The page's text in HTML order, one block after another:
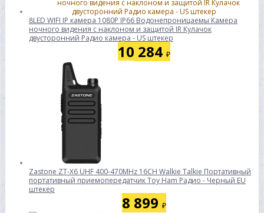
8LED WIFI IP камера 1080P IP66 Водонепроницаемы Камера
ночного видения с наклоном и защитой IR Кулачок
двусторонний Радио камера - US штекер
10 284 ₽
Zastone ZT-X6 UHF 400-470MHz 16CH Walkie Talkie Портативный
портативный приемопередатчик Toy Ham Радио - Черный EU
штекер
8 899 ₽